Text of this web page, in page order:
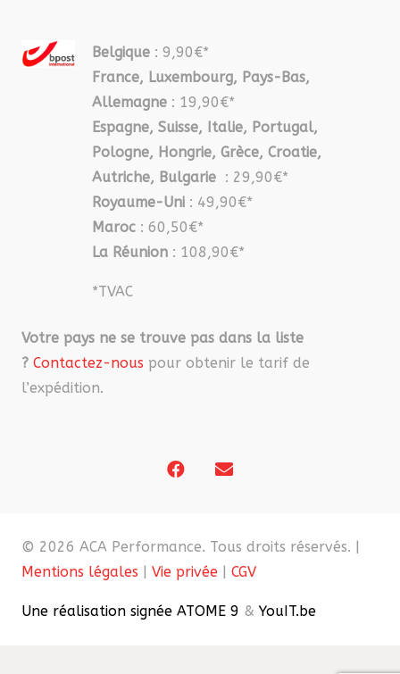
Belgique : 9,90€*
France, Luxembourg, Pays-Bas,
Allemagne : 19,90€*
Espagne, Suisse, Italie, Portugal,
Pologne, Hongrie, Grèce, Croatie,
Autriche, Bulgarie : 29,90€*
Royaume-Uni : 49,90€*
Maroc : 60,50€*
La Réunion : 108,90€*
*TVAC
Votre pays ne se trouve pas dans la liste
? Contactez-nous pour obtenir le tarif de
l’expédition.
© 2026 ACA Performance. Tous droits réservés. |
Mentions légales | Vie privée | CGV
Une réalisation signée ATOME 9 & YouIT.be